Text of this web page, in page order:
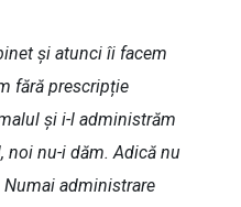
și atunci îi facem
fără prescripție
și i-l administrăm
noi nu-i dăm. Adică nu
administrare